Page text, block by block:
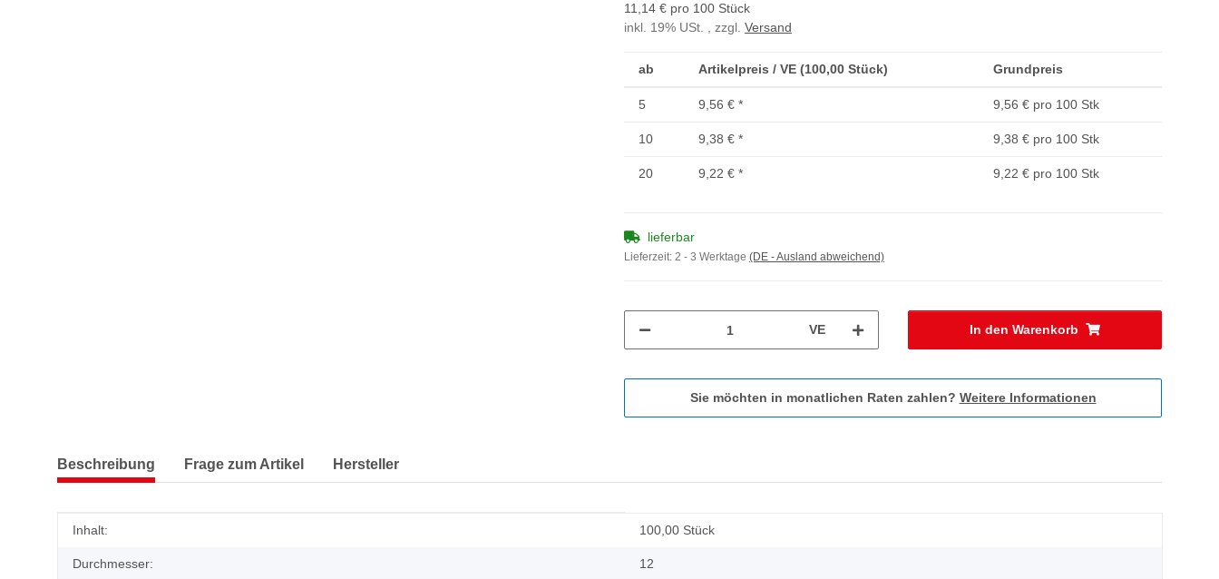
11,14 € pro 100 Stück
inkl. 19% USt. , zzgl. Versand
ab Artikelpreis / VE (100,00 Stück) Grundpreis
5 9,56 € * 9,56 € pro 100 Stk
10 9,38 € * 9,38 € pro 100 Stk
20 9,22 € * 9,22 € pro 100 Stk
lieferbar
Lieferzeit: 2 - 3 Werktage (DE - Ausland abweichend)
VE In den Warenkorb
Sie möchten in monatlichen Raten zahlen? Weitere Informationen
Beschreibung Frage zum Artikel Hersteller
Produkteigenschaft
Wert
Inhalt: 100,00 Stück
Durchmesser: 12